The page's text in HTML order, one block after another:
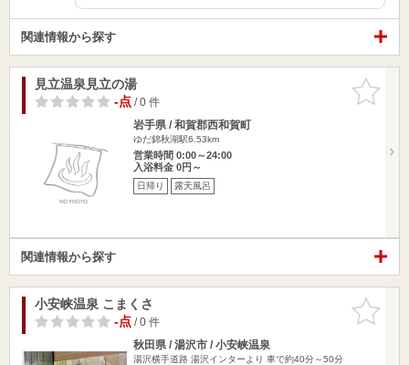
関連情報から探す
お気に入
りに追加
見立温泉見立の湯
-点/ 0 件
岩手県 / 和賀郡西和賀町
ゆだ錦秋湖駅6.53km
営業時間 0:00～24:00
入浴料金 0円～
日帰り 露天風呂
関連情報から探す
お気に入
りに追加
小安峡温泉 こまくさ
-点/ 0 件
秋田県 / 湯沢市 / 小安峡温泉
湯沢横手道路 湯沢インターより 車で約40分～50分